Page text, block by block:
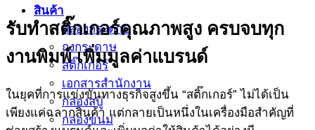
สินค้า
กล่องกระดาษ
ถุงกระดาษ
สติ๊กเกอร์
เอกสารสำนักงาน
กล่องสบู่
กล่องขนม
รับทำสติ๊กเกอร์คุณภาพสูง ครบจบทุก
งานพิมพ์ เพิ่มมูลค่าแบรนด์
ในยุคที่การแข่งขันทางธุรกิจสูงขึ้น “สติ๊กเกอร์” ไม่ได้เป็น
เพียงแค่ฉลากสินค้า แต่กลายเป็นหนึ่งในเครื่องมือสำคัญที่